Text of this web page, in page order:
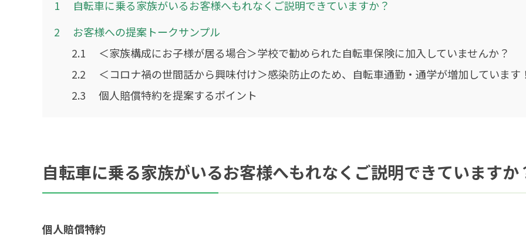
1
自転車に乗る家族がいるお客様へもれなくご説明できていますか？
2
お客様への提案トークサンプル
2.1
＜家族構成にお子様が居る場合＞学校で勧められた自転車保険に加入していませんか？
2.2
＜コロナ禍の世間話から興味付け＞感染防止のため、自転車通勤・通学が増加しています
2.3
個人賠償特約を提案するポイント
自転車に乗る家族がいるお客様へもれなくご説明できていますか
個人賠償特約